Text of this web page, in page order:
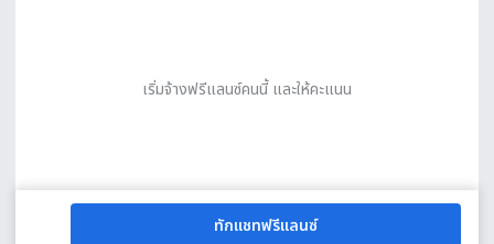
เริ่มจ้างฟรีแลนซ์คนนี้ และให้คะแนน
ทักแชทฟรีแลนซ์